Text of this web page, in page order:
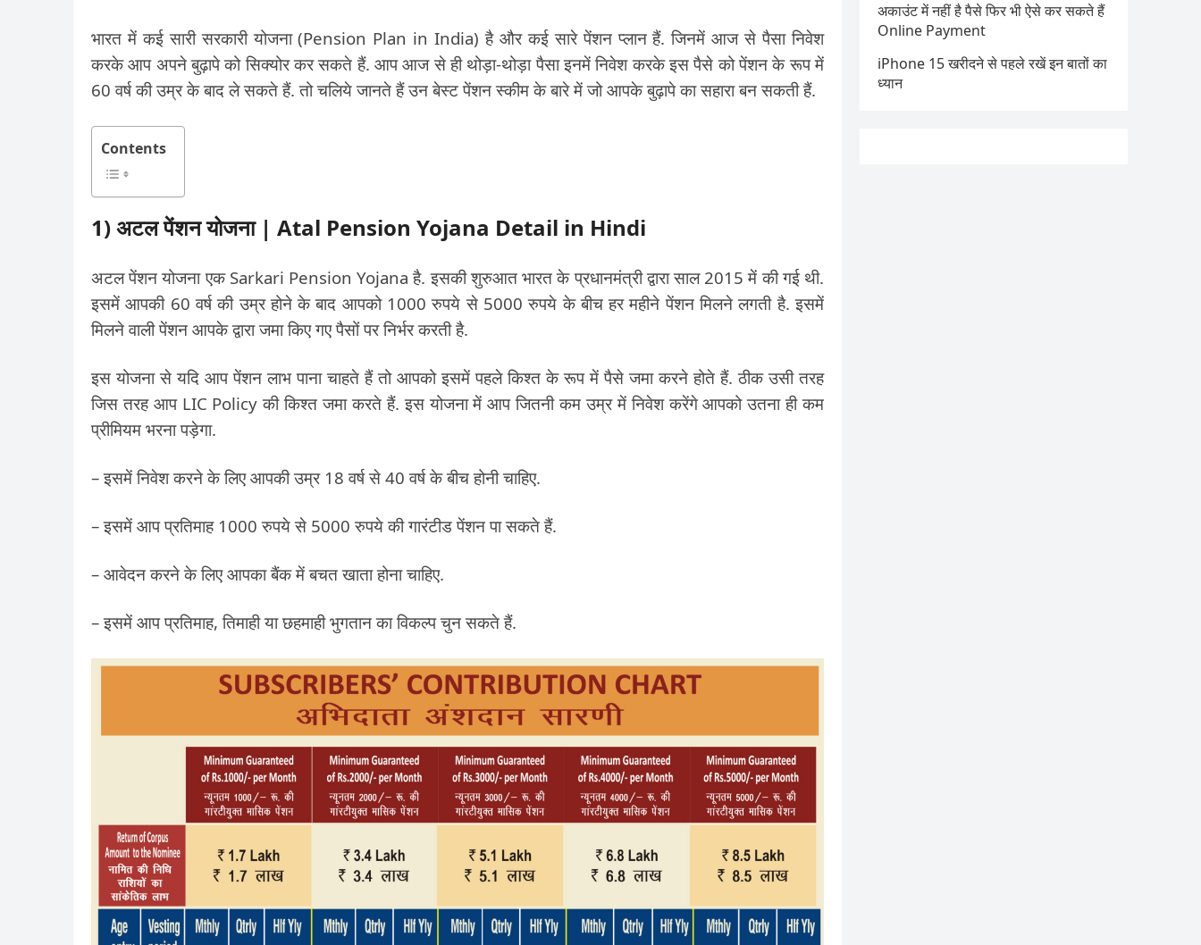
भारत में कई सारी सरकारी योजना (Pension Plan in India) है और कई सारे पेंशन प्लान हैं. जिनमें आज से पैसा निवेश
करके आप अपने बुढ़ापे को सिक्योर कर सकते हैं. आप आज से ही थोड़ा-थोड़ा पैसा इनमें निवेश करके इस पैसे को पेंशन के रूप में
60 वर्ष की उम्र के बाद ले सकते हैं. तो चलिये जानते हैं उन बेस्ट पेंशन स्कीम के बारे में जो आपके बुढ़ापे का सहारा बन सकती हैं.
Contents
1) अटल पेंशन योजना | Atal Pension Yojana Detail in Hindi
अटल पेंशन योजना एक Sarkari Pension Yojana है. इसकी शुरुआत भारत के प्रधानमंत्री द्वारा साल 2015 में की गई थी.
इसमें आपकी 60 वर्ष की उम्र होने के बाद आपको 1000 रुपये से 5000 रुपये के बीच हर महीने पेंशन मिलने लगती है. इसमें
मिलने वाली पेंशन आपके द्वारा जमा किए गए पैसों पर निर्भर करती है.
इस योजना से यदि आप पेंशन लाभ पाना चाहते हैं तो आपको इसमें पहले किश्त के रूप में पैसे जमा करने होते हैं. ठीक उसी तरह
जिस तरह आप LIC Policy की किश्त जमा करते हैं. इस योजना में आप जितनी कम उम्र में निवेश करेंगे आपको उतना ही कम
प्रीमियम भरना पड़ेगा.
– इसमें निवेश करने के लिए आपकी उम्र 18 वर्ष से 40 वर्ष के बीच होनी चाहिए.
– इसमें आप प्रतिमाह 1000 रुपये से 5000 रुपये की गारंटीड पेंशन पा सकते हैं.
– आवेदन करने के लिए आपका बैंक में बचत खाता होना चाहिए.
– इसमें आप प्रतिमाह, तिमाही या छहमाही भुगतान का विकल्प चुन सकते हैं.
अकाउंट में नहीं है पैसे फिर भी ऐसे कर सकते हैं
Online Payment
iPhone 15 खरीदने से पहले रखें इन बातों का
ध्यान